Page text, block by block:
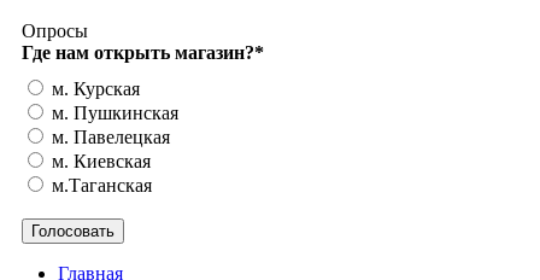
Опросы
Где нам открыть магазин?*
м. Курская
м. Пушкинская
м. Павелецкая
м. Киевская
м.Таганская
Главная